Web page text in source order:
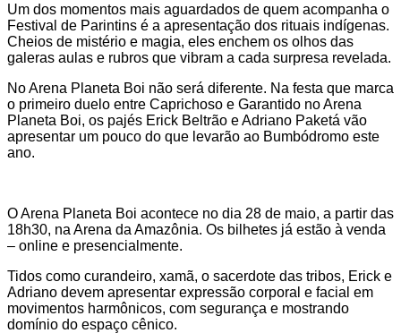
Um dos momentos mais aguardados de quem acompanha o
Festival de Parintins é a apresentação dos rituais indígenas.
Cheios de mistério e magia, eles enchem os olhos das
galeras aulas e rubros que vibram a cada surpresa revelada.
No Arena Planeta Boi não será diferente. Na festa que marca
o primeiro duelo entre Caprichoso e Garantido no Arena
Planeta Boi, os pajés Erick Beltrão e Adriano Paketá vão
apresentar um pouco do que levarão ao Bumbódromo este
ano.
O Arena Planeta Boi acontece no dia 28 de maio, a partir das
18h30, na Arena da Amazônia. Os bilhetes já estão à venda
– online e presencialmente.
Tidos como curandeiro, xamã, o sacerdote das tribos, Erick e
Adriano devem apresentar expressão corporal e facial em
movimentos harmônicos, com segurança e mostrando
domínio do espaço cênico.